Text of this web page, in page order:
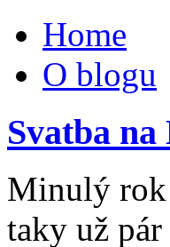
Home
O blogu
Svatba
Minulý rok
taky už